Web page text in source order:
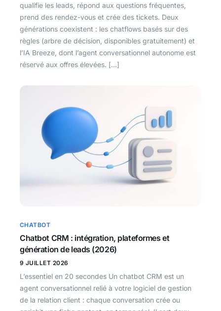
qualifie les leads, répond aux questions fréquentes,
prend des rendez-vous et crée des tickets. Deux
générations coexistent : les chatflows basés sur des
règles (arbre de décision, disponibles gratuitement) et
l’IA Breeze, dont l’agent conversationnel autonome est
réservé aux offres élevées. […]
CHATBOT
Chatbot CRM : intégration, plateformes et
génération de leads (2026)
9 JUILLET 2026
L’essentiel en 20 secondes Un chatbot CRM est un
agent conversationnel relié à votre logiciel de gestion
de la relation client : chaque conversation crée ou